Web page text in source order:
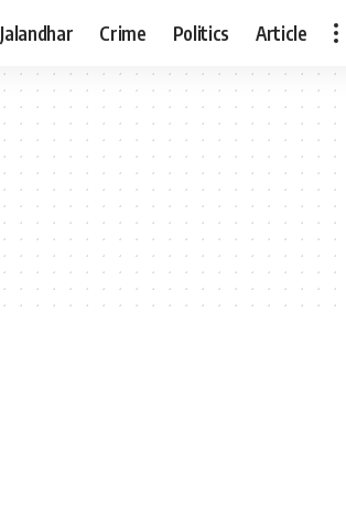
Jalandhar Crime Politics Article